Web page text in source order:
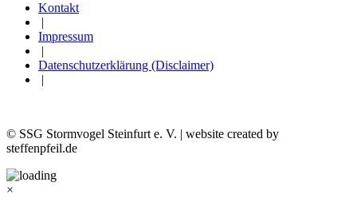
Kontakt
|
Impressum
|
Datenschutzerklärung (Disclaimer)
|
© SSG Stormvogel Steinfurt e. V. | website created by
steffenpfeil.de
×